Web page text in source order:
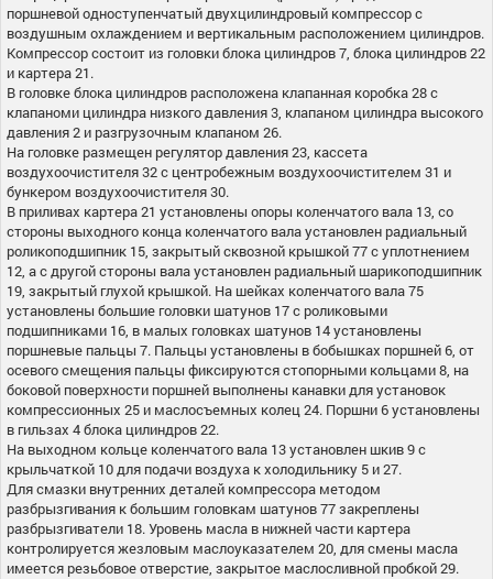
поршневой одноступенчатый двухцилиндровый компрессор с
воздушным охлаждением и вертикальным расположением цилиндров.
Компрессор состоит из головки блока цилиндров 7, блока цилиндров 22
и картера 21.
В головке блока цилиндров расположена клапанная коробка 28 с
клапаноми цилиндра низкого давления 3, клапаном цилиндра высокого
давления 2 и разгрузочным клапаном 26.
На головке размещен регулятор давления 23, кассета
воздухоочистителя 32 с центробежным воздухоочистителем 31 и
бункером воздухоочистителя 30.
В приливах картера 21 установлены опоры коленчатого вала 13, со
стороны выходного конца коленчатого вала установлен радиальный
роликоподшипник 15, закрытый сквозной крышкой 77 с уплотнением
12, а с другой стороны вала установлен радиальный шарикоподшипник
19, закрытый глухой крышкой. На шейках коленчатого вала 75
установлены большие головки шатунов 17 с роликовыми
подшипниками 16, в малых головках шатунов 14 установлены
поршневые пальцы 7. Пальцы установлены в бобышках поршней 6, от
осевого смещения пальцы фиксируются стопорными кольцами 8, на
боковой поверхности поршней выполнены канавки для установок
компрессионных 25 и маслосъемных колец 24. Поршни 6 установлены
в гильзах 4 блока цилиндров 22.
На выходном кольце коленчатого вала 13 установлен шкив 9 с
крыльчаткой 10 для подачи воздуха к холодильнику 5 и 27.
Для смазки внутренних деталей компрессора методом
разбрызгивания к большим головкам шатунов 77 закреплены
разбрызгиватели 18. Уровень масла в нижней части картера
контролируется жезловым маслоуказателем 20, для смены масла
имеется резьбовое отверстие, закрытое маслосливной пробкой 29.